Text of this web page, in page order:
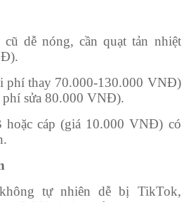
dễ nóng, cần quạt tản nhiệt
phí thay 70.000-130.000 VNĐ)
phí sửa 80.000 VNĐ).
hoặc cáp (giá 10.000 VNĐ) có
tự nhiên dễ bị TikTok,